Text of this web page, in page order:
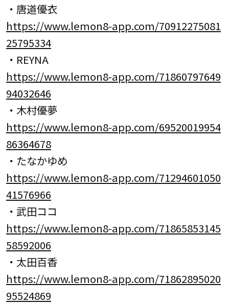
・唐道優⾐
https://www.lemon8-app.com/70912275081
25795334
・REYNA
https://www.lemon8-app.com/71860797649
94032646
・木村優夢
https://www.lemon8-app.com/69520019954
86364678
・たなかゆめ
https://www.lemon8-app.com/71294601050
41576966
・武田ココ
https://www.lemon8-app.com/71865853145
58592006
・太田百香
https://www.lemon8-app.com/71862895020
95524869